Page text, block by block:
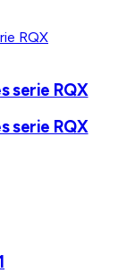
serie RQX
serie RQX